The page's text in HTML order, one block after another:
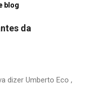
blog
da
dizer Umberto Eco ,